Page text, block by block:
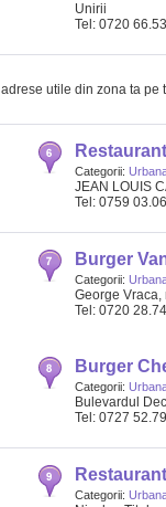
Unirii
Tel: 0720
adrese utile din zona ta pe
Categorii:
JEAN LOUIS
Tel: 0759
Burger
Categorii:
George Vraca,
Tel: 0720
Burger
Categorii:
Bulevardul
Tel: 0727
Categorii: